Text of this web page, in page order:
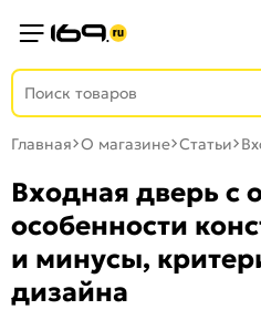
Главная О магазине Статьи
Входная дверь с
особенности
и минусы,
дизайна